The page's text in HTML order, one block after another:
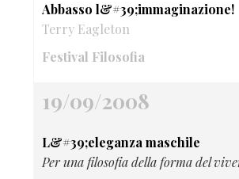
Abbasso l&#39;immaginazione!
Terry Eagleton
Festival Filosofia
19/09/2008
L&#39;eleganza maschile
Per una filosofia della forma del